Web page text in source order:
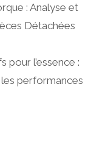
: Analyse et
Détachées
pour l’essence :
performances